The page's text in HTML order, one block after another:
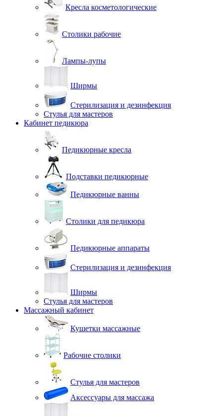
Кресла косметологические
Столики рабочие
Лампы-лупы
Ширмы
Стерилизация и дезинфекция
Стулья для мастеров
Кабинет педикюра
Педикюрные кресла
Подставки педикюрные
Педикюрные ванны
Столики для педикюра
Педикюрные аппараты
Стерилизация и дезинфекция
Ширмы
Стулья для мастеров
Массажный кабинет
Кушетки массажные
Рабочие столики
Стулья для мастеров
Аксессуары для массажа